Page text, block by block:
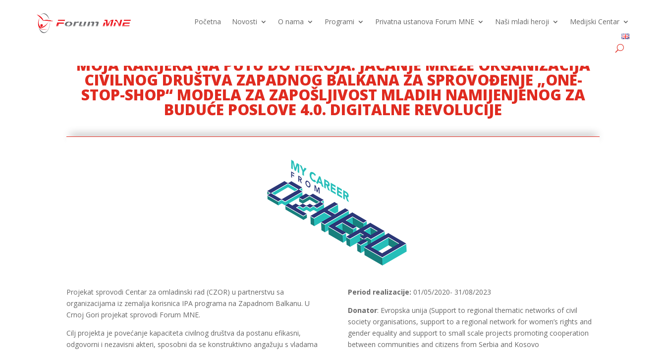
Početna Novosti O nama Programi Privatna ustanova Forum MNE Naši mladi heroji Medijski Centar
MOJA KARIJERA NA PUTU DO HEROJA: JAČANJE MREŽE ORGANIZACIJA
CIVILNOG DRUŠTVA ZAPADNOG BALKANA ZA SPROVOĐENJE „ONE-
STOP-SHOP“ MODELA ZA ZAPOŠLJIVOST MLADIH NAMIJENJENOG ZA
BUDUĆE POSLOVE 4.0. DIGITALNE REVOLUCIJE
Projekat sprovodi Centar za omladinski rad (CZOR) u partnerstvu sa
organizacijama iz zemalja korisnica IPA programa na Zapadnom Balkanu. U
Crnoj Gori projekat sprovodi Forum MNE.
Cilj projekta je povećanje kapaciteta civilnog društva da postanu efikasni,
odgovorni i nezavisni akteri, sposobni da se konstruktivno angažuju s vladama
Period realizacije: 01/05/2020- 31/08/2023
Donator: Evropska unija (Support to regional thematic networks of civil
society organisations, support to a regional network for women’s rights and
gender equality and support to small scale projects promoting cooperation
between communities and citizens from Serbia and Kosovo